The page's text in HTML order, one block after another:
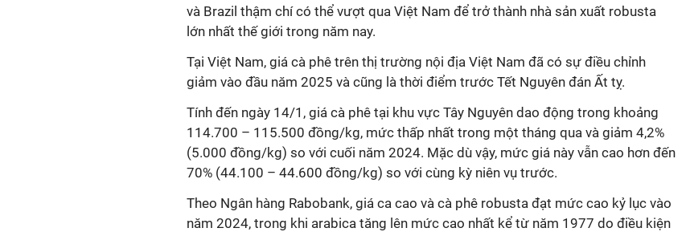
và Brazil thậm chí có thể vượt qua Việt Nam để trở thành nhà sản xuất robusta
lớn nhất thế giới trong năm nay.
Tại Việt Nam, giá cà phê trên thị trường nội địa Việt Nam đã có sự điều chỉnh
giảm vào đầu năm 2025 và cũng là thời điểm trước Tết Nguyên đán Ất tỵ.
Tính đến ngày 14/1, giá cà phê tại khu vực Tây Nguyên dao động trong khoảng
114.700 – 115.500 đồng/kg, mức thấp nhất trong một tháng qua và giảm 4,2%
(5.000 đồng/kg) so với cuối năm 2024. Mặc dù vậy, mức giá này vẫn cao hơn đến
70% (44.100 – 44.600 đồng/kg) so với cùng kỳ niên vụ trước.
Theo Ngân hàng Rabobank, giá ca cao và cà phê robusta đạt mức cao kỷ lục vào
năm 2024, trong khi arabica tăng lên mức cao nhất kể từ năm 1977 do điều kiện